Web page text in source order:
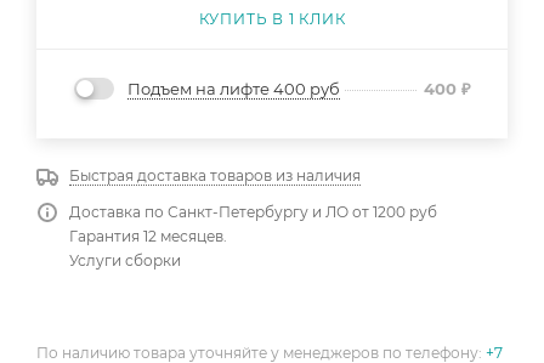
КУПИТЬ В 1 КЛИК
Подъем на лифте 400 руб 400 ₽
Быстрая доставка товаров из наличия
Доставка по Санкт-Петербургу и ЛО от 1200 руб
Гарантия 12 месяцев.
Услуги сборки
По наличию товара уточняйте у менеджеров по телефону: +7